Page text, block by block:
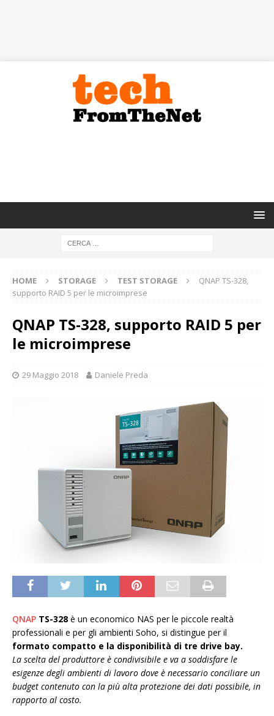
HOME STORAGE TEST STORAGE
QNAP TS-328,
supporto RAID 5 per le microimprese
QNAP TS-328, supporto RAID 5 per
le microimprese
29 Maggio 2018 Daniele Preda
QNAP TS-328 è un economico NAS per le piccole realtà
professionali e per gli ambienti Soho, si distingue per il
formato compatto e la disponibilità di tre drive bay.
La scelta del produttore è condivisibile e va a soddisfare le
esigenze degli ambienti di lavoro dove è necessario conciliare un
budget contenuto con la più alta protezione dei dati possibile, in
rapporto al costo.